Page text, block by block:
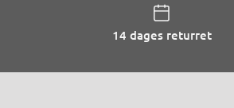
14 dages returret